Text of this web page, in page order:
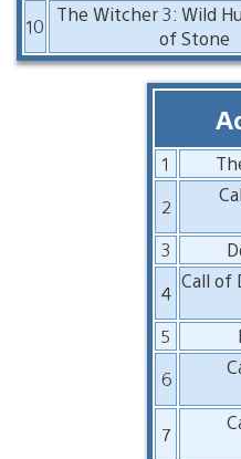
10
The Witcher 3: Wild
of Stone
1
2
3
4
Call of
5
6
7